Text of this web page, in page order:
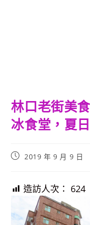
林口老街美
冰食堂，夏
Post2019 年 9 月 9 日
造訪人次： 624